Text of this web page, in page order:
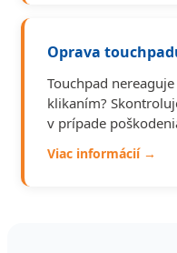
Oprava
Touchpad
klikaním?
v prípade
Viac informácií →